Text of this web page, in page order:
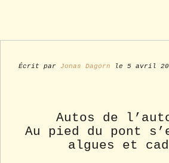
Écrit par Jonas Dagorn le 5 avril
Autos de
Au pied du pont
algues et